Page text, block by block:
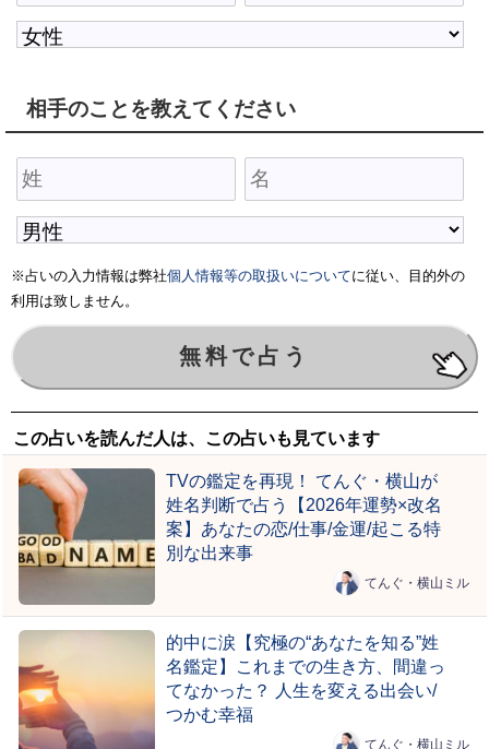
相手のことを教えてください
※占いの入力情報は弊社個人情報等の取扱いについてに従い、目的外の
利用は致しません。
この占いを読んだ人は、この占いも見ています
TVの鑑定を再現！ てんぐ・横山が
姓名判断で占う【2026年運勢×改名
案】あなたの恋/仕事/金運/起こる特
別な出来事
てんぐ・横山ミル
的中に涙【究極の“あなたを知る”姓
名鑑定】これまでの生き方、間違っ
てなかった？ 人生を変える出会い/
つかむ幸福
てんぐ・横山ミル